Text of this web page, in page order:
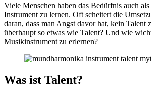
Viele Menschen haben das Bedürfnis auch
Instrument zu lernen. Oft scheitert die
daran, dass man Angst davor hat, kein Talent
überhaupt so etwas wie Talent? Und wie
Musikinstrument zu erlernen?
Was ist Talent?